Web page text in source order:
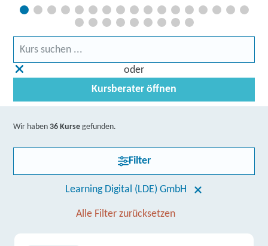
oder
Kursberater öffnen
Wir haben36 Kurse gefunden.
Filter
Learning Digital (LDE) GmbH
Alle Filter zurücksetzen